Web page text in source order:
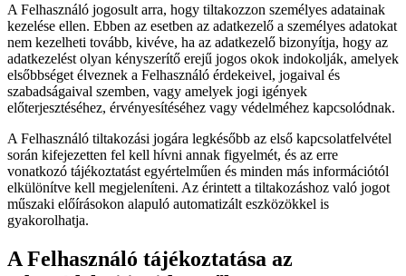
A Felhasználó jogosult arra, hogy tiltakozzon személyes adatainak
kezelése ellen. Ebben az esetben az adatkezelő a személyes adatokat
nem kezelheti tovább, kivéve, ha az adatkezelő bizonyítja, hogy az
adatkezelést olyan kényszerítő erejű jogos okok indokolják, amelyek
elsőbbséget élveznek a Felhasználó érdekeivel, jogaival és
szabadságaival szemben, vagy amelyek jogi igények
előterjesztéséhez, érvényesítéséhez vagy védelméhez kapcsolódnak.
A Felhasználó tiltakozási jogára legkésőbb az első kapcsolatfelvétel
során kifejezetten fel kell hívni annak figyelmét, és az erre
vonatkozó tájékoztatást egyértelműen és minden más információtól
elkülönítve kell megjeleníteni. Az érintett a tiltakozáshoz való jogot
műszaki előírásokon alapuló automatizált eszközökkel is
gyakorolhatja.
A Felhasználó tájékoztatása az